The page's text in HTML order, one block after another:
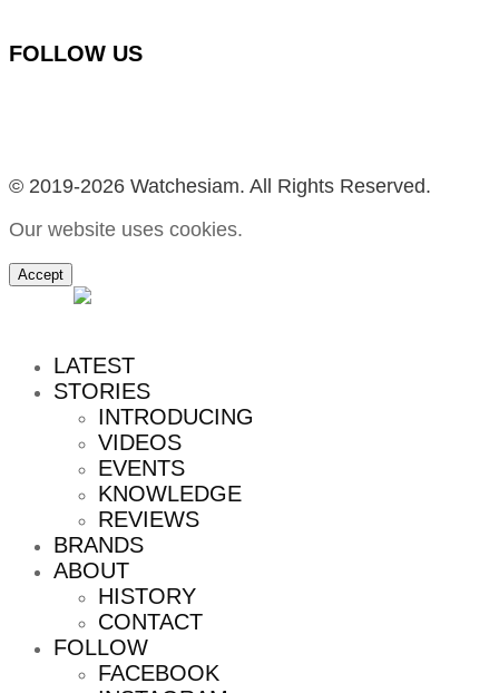
FOLLOW US
© 2019-2026 Watchesiam. All Rights Reserved.
Our website uses cookies.
Accept
LATEST
STORIES
INTRODUCING
VIDEOS
EVENTS
KNOWLEDGE
REVIEWS
BRANDS
ABOUT
HISTORY
CONTACT
FOLLOW
FACEBOOK